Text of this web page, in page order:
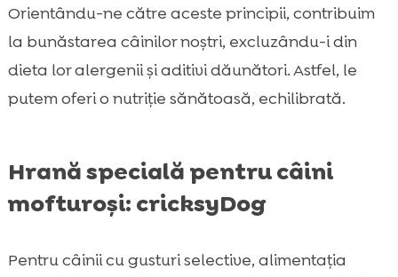
Orientându-ne către aceste principii, contribuim
la bunăstarea câinilor noștri, excluzându-i din
dieta lor alergenii și aditivi dăunători. Astfel, le
putem oferi o nutriție sănătoasă, echilibrată.
Hrană specială pentru câini
mofturoși: cricksyDog
Pentru câinii cu gusturi selective, alimentația